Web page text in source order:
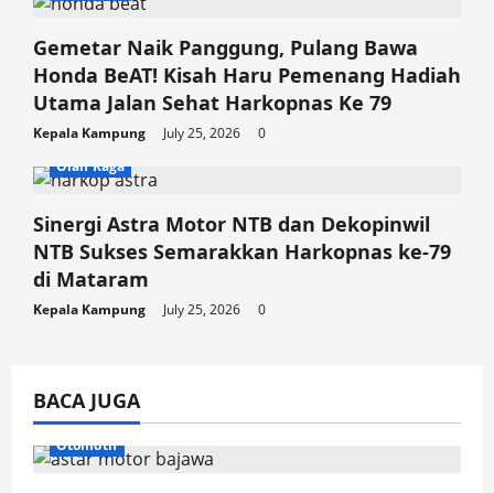
Gemetar Naik Panggung, Pulang Bawa
Honda BeAT! Kisah Haru Pemenang Hadiah
Utama Jalan Sehat Harkopnas Ke 79
Kepala Kampung July 25, 2026
0
Olah Raga
Sinergi Astra Motor NTB dan Dekopinwil
NTB Sukses Semarakkan Harkopnas ke-79
di Mataram
Kepala Kampung July 25, 2026 0
BACA JUGA
Otomotif